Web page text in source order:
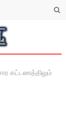
கட்டணத்திலும்